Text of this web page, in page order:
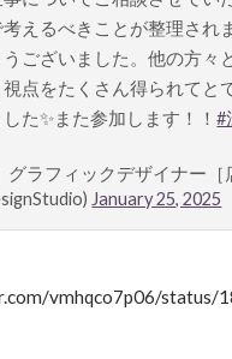
考えるべきことが整理され
ございました。他の方々
視点をたくさん得られてと
た✨また参加します！！#
グラフィックデザイナー［
January 25, 2025
vmhqco7p06/status/